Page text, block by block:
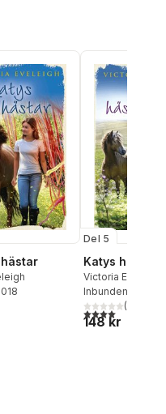
Totalt antal röster:
Del 5
Katys
Victoria Eveleigh
Inbunden
4,0utav 5(
148 kr